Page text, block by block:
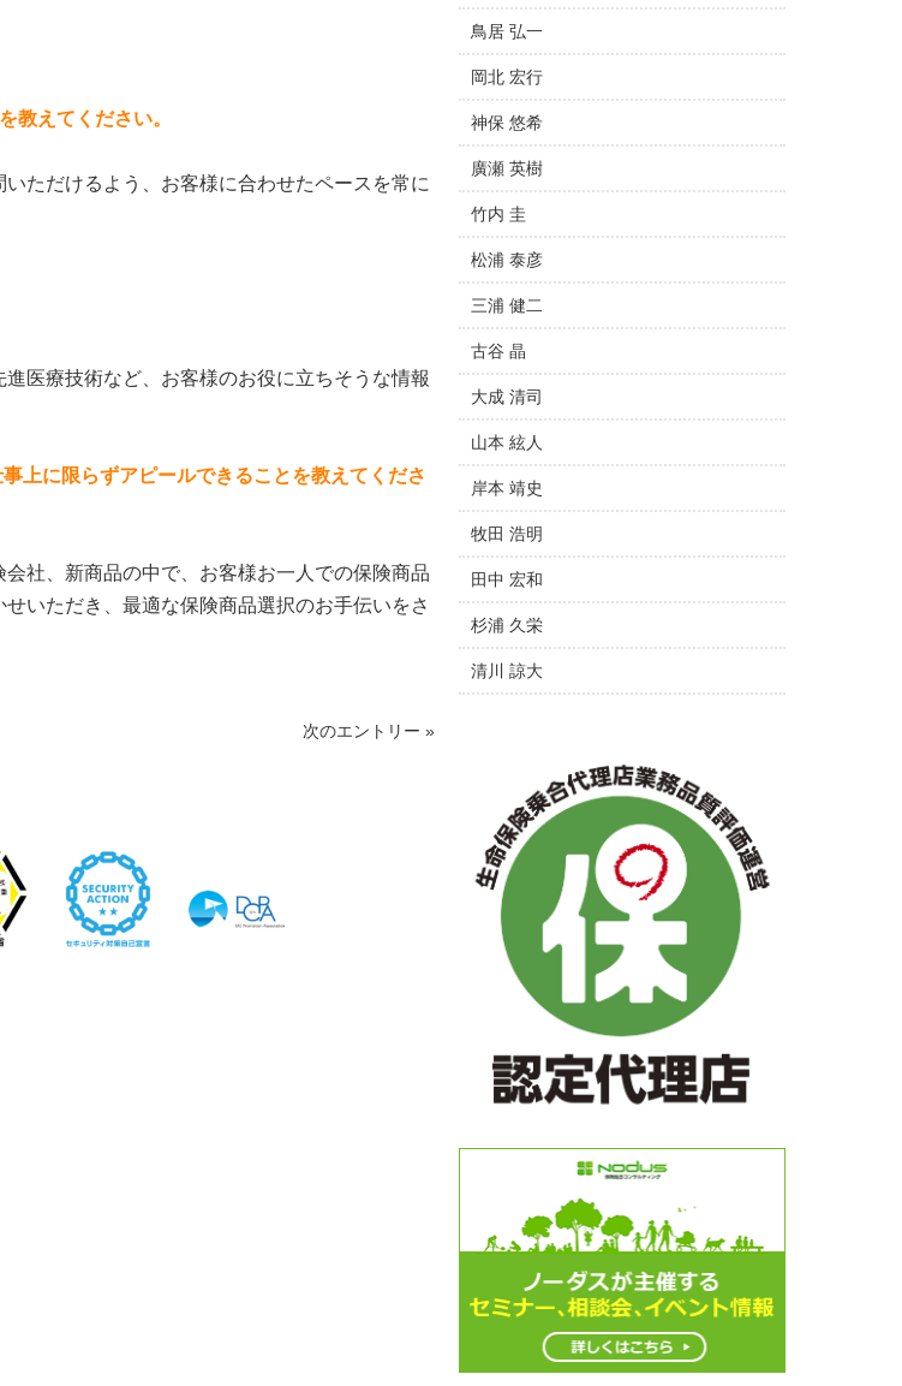
教えてください。
ただけるよう、お客様に合わせたペースを常に
医療技術など、お客様のお役に立ちそうな情報
上に限らずアピールできることを教えてくださ
社、新商品の中で、お客様お一人での保険商品
いただき、最適な保険商品選択のお手伝いをさ
次のエントリー »
鳥居 弘一
岡北 宏行
神保 悠希
廣瀬 英樹
竹内 圭
松浦 泰彦
三浦 健二
古谷 晶
大成 清司
山本 絃人
岸本 靖史
牧田 浩明
田中 宏和
杉浦 久栄
清川 諒大